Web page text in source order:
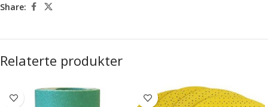
Share:
Relaterte produkter